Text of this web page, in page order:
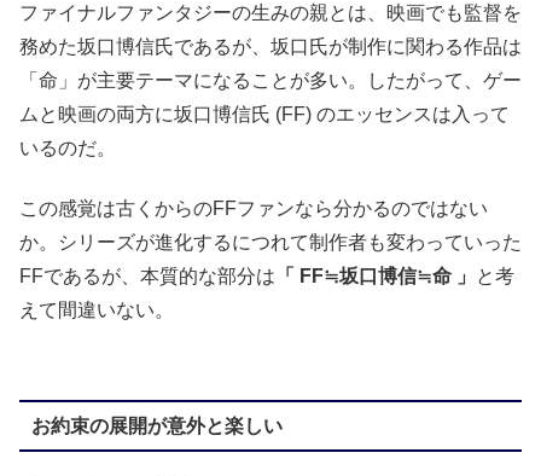
ファイナルファンタジーの生みの親とは、映画でも監督を
務めた坂口博信氏であるが、坂口氏が制作に関わる作品は
「命」が主要テーマになることが多い。したがって、ゲー
ムと映画の両方に坂口博信氏 (FF) のエッセンスは入って
いるのだ。
この感覚は古くからのFFファンなら分かるのではない
か。シリーズが進化するにつれて制作者も変わっていった
FFであるが、本質的な部分は 「 FF≒坂口博信≒命 」
と考
えて間違いない。
お約束の展開が意外と楽しい